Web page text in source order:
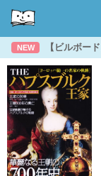
NEW 【ビルボー